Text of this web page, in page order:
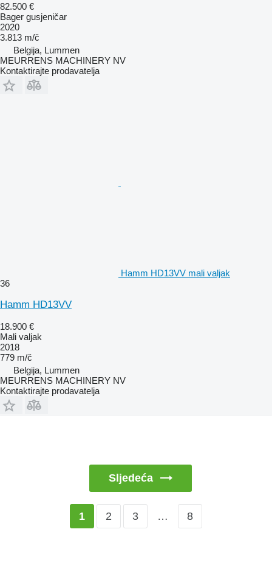
82.500 €
Bager gusjeničar
2020
3.813 m/č
Belgija, Lummen
MEURRENS MACHINERY NV
Kontaktirajte prodavatelja
Hamm HD13VV mali valjak
36
Hamm HD13VV
18.900 €
Mali valjak
2018
779 m/č
Belgija, Lummen
MEURRENS MACHINERY NV
Kontaktirajte prodavatelja
Sljedeća
1 2 3 … 8